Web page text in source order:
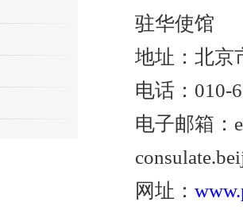
驻华使馆
地址：北京
电话：010-
电子邮箱：
网址：